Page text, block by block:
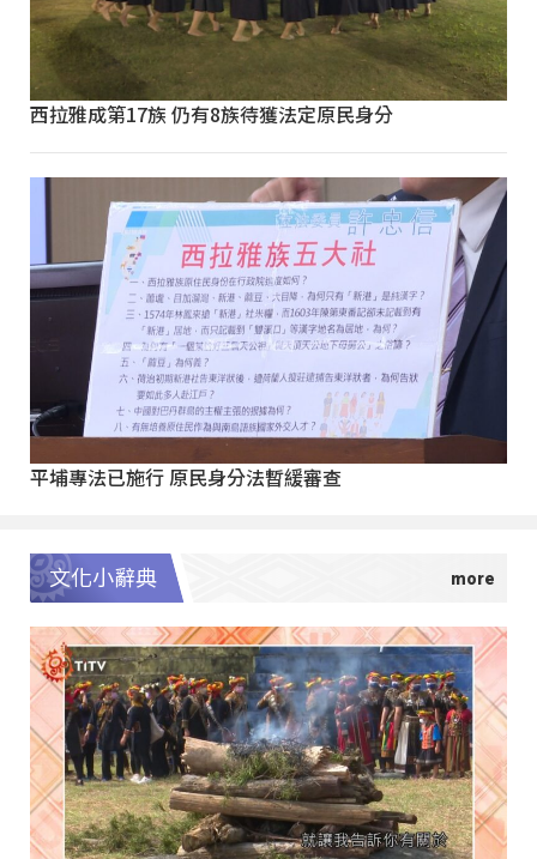
西拉雅成第17族 仍有8族待獲法定原民身分
平埔專法已施行 原民身分法暫緩審查
文化小辭典